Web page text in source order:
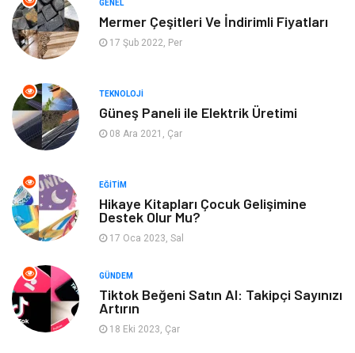
Yapı İnşaat
Tatil Emlak
Organizasyon Metal Maden
Spor
Turizm
Hediyelik Eşya
GENEL
Mermer Çeşitleri Ve İndirimli Fiyatları
17 Şub 2022, Per
TEKNOLOJI
Güneş Paneli ile Elektrik Üretimi
08 Ara 2021, Çar
EĞITIM
Hikaye Kitapları Çocuk Gelişimine
Destek Olur Mu?
17 Oca 2023, Sal
GÜNDEM
Tiktok Beğeni Satın Al: Takipçi Sayınızı
Artırın
18 Eki 2023, Çar